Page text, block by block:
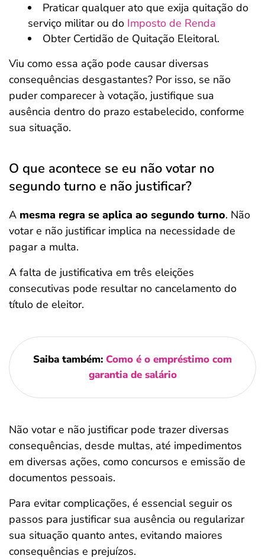
Praticar qualquer ato que exija quitação do
serviço militar ou do Imposto de Renda
Obter Certidão de Quitação Eleitoral.
Viu como essa ação pode causar diversas
consequências desgastantes? Por isso, se não
puder comparecer à votação, justifique sua
ausência dentro do prazo estabelecido, conforme
sua situação.
O que acontece se eu não votar no
segundo turno e não justificar?
A mesma regra se aplica ao segundo turno. Não
votar e não justificar implica na necessidade de
pagar a multa.
A falta de justificativa em três eleições
consecutivas pode resultar no cancelamento do
título de eleitor.
Saiba também: Como é o empréstimo com
garantia de salário
Não votar e não justificar pode trazer diversas
consequências, desde multas, até impedimentos
em diversas ações, como concursos e emissão de
documentos pessoais.
Para evitar complicações, é essencial seguir os
passos para justificar sua ausência ou regularizar
sua situação quanto antes, evitando maiores
consequências e prejuízos.